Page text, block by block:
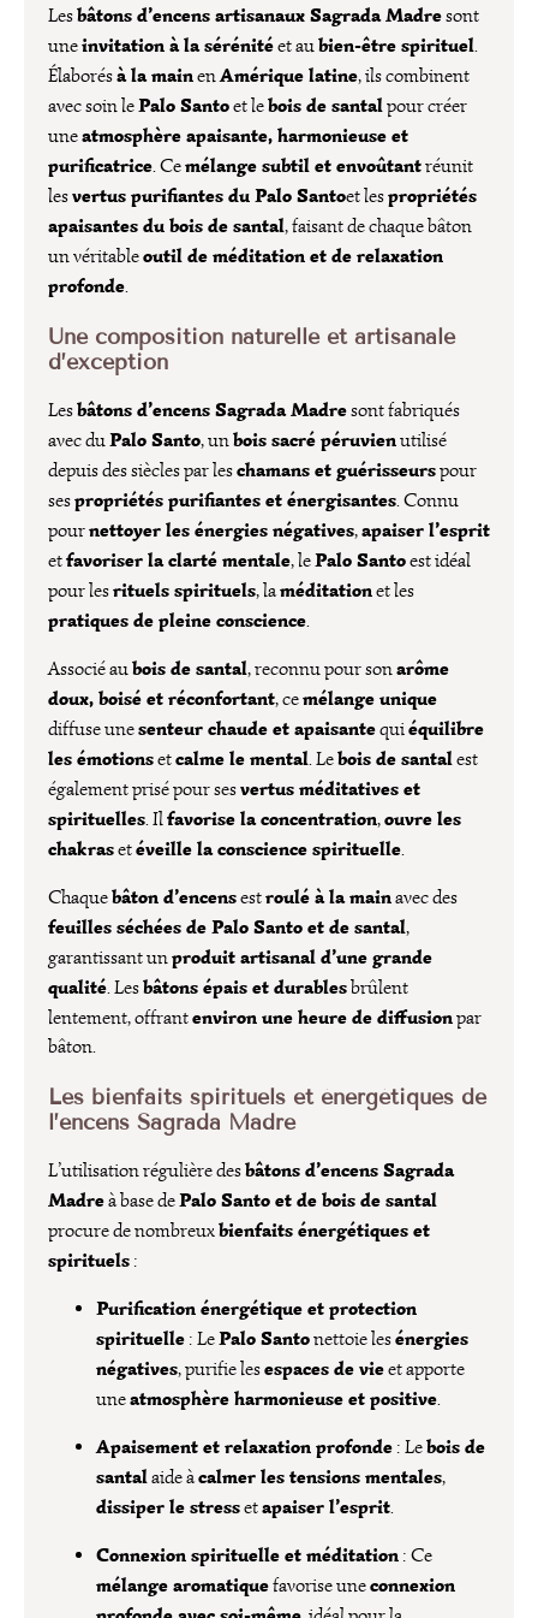
Lesbâtons d’encens artisanaux Sagrada Madresont
uneinvitation à la sérénitéet aubien-être spirituel.
Élaborésà la mainenAmérique latine, ils combinent
avec soin lePalo Santoet lebois de santalpour créer
uneatmosphère apaisante, harmonieuse et
purificatrice. Cemélange subtil et envoûtantréunit
lesvertus purifiantes du Palo Santoet lespropriétés
apaisantes du bois de santal, faisant de chaque bâton
un véritableoutil de méditation et de relaxation
profonde.
Une composition naturelle et artisanale
d’exception
Lesbâtons d’encens Sagrada Madresont fabriqués
avec duPalo Santo, unbois sacré péruvienutilisé
depuis des siècles par leschamans et guérisseurspour
sespropriétés purifiantes et énergisantes. Connu
pournettoyer les énergies négatives,apaiser l’esprit
etfavoriser la clarté mentale, lePalo Santoest idéal
pour lesrituels spirituels, laméditationet les
pratiques de pleine conscience.
Associé aubois de santal, reconnu pour sonarôme
doux, boisé et réconfortant, cemélange unique
diffuse unesenteur chaude et apaisantequiéquilibre
les émotionsetcalme le mental. Lebois de santalest
également prisé pour sesvertus méditatives et
spirituelles. Ilfavorise la concentration,ouvre les
chakrasetéveille la conscience spirituelle.
Chaquebâton d’encensestroulé à la mainavec des
feuilles séchées de Palo Santo et de santal,
garantissant unproduit artisanal d’une grande
qualité. Lesbâtons épais et durablesbrûlent
lentement, offrantenviron une heure de diffusionpar
bâton.
Les bienfaits spirituels et énergétiques de
l’encens Sagrada Madre
L’utilisation régulière desbâtons d’encens Sagrada
Madreà base dePalo Santo et de bois de santal
procure de nombreuxbienfaits énergétiques et
spirituels :
Purification énergétique et protection
spirituelle : LePalo Santonettoie lesénergies
négatives, purifie lesespaces de vieet apporte
uneatmosphère harmonieuse et positive.
Apaisement et relaxation profonde : Lebois de
santalaide àcalmer les tensions mentales,
dissiper le stressetapaiser l’esprit.
Connexion spirituelle et méditation : Ce
mélange aromatiquefavorise uneconnexion